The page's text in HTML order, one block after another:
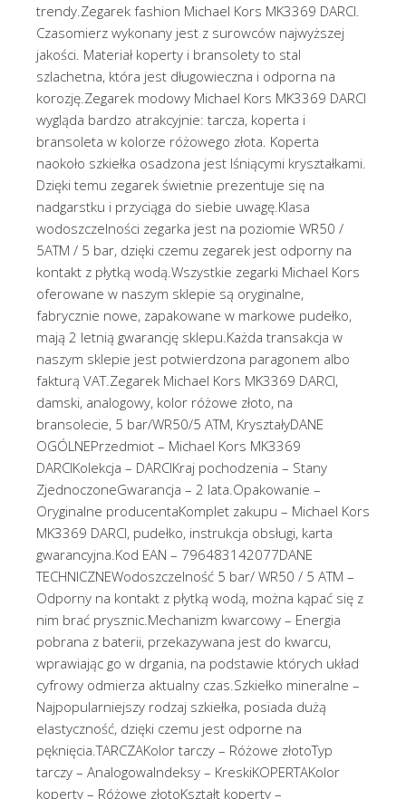
trendy.Zegarek fashion Michael Kors MK3369 DARCI.
Czasomierz wykonany jest z surowców najwyższej
jakości. Materiał koperty i bransolety to stal
szlachetna, która jest długowieczna i odporna na
korozję.Zegarek modowy Michael Kors MK3369 DARCI
wygląda bardzo atrakcyjnie: tarcza, koperta i
bransoleta w kolorze różowego złota. Koperta
naokoło szkiełka osadzona jest lśniącymi kryształkami.
Dzięki temu zegarek świetnie prezentuje się na
nadgarstku i przyciąga do siebie uwagę.Klasa
wodoszczelności zegarka jest na poziomie WR50 /
5ATM / 5 bar, dzięki czemu zegarek jest odporny na
kontakt z płytką wodą.Wszystkie zegarki Michael Kors
oferowane w naszym sklepie są oryginalne,
fabrycznie nowe, zapakowane w markowe pudełko,
mają 2 letnią gwarancję sklepu.Każda transakcja w
naszym sklepie jest potwierdzona paragonem albo
fakturą VAT.Zegarek Michael Kors MK3369 DARCI,
damski, analogowy, kolor różowe złoto, na
bransolecie, 5 bar/WR50/5 ATM, KryształyDANE
OGÓLNEPrzedmiot – Michael Kors MK3369
DARCIKolekcja – DARCIKraj pochodzenia – Stany
ZjednoczoneGwarancja – 2 lata.Opakowanie –
Oryginalne producentaKomplet zakupu – Michael Kors
MK3369 DARCI, pudełko, instrukcja obsługi, karta
gwarancyjna.Kod EAN – 796483142077DANE
TECHNICZNEWodoszczelność 5 bar/ WR50 / 5 ATM –
Odporny na kontakt z płytką wodą, można kąpać się z
nim brać prysznic.Mechanizm kwarcowy – Energia
pobrana z baterii, przekazywana jest do kwarcu,
wprawiając go w drgania, na podstawie których układ
cyfrowy odmierza aktualny czas.Szkiełko mineralne –
Najpopularniejszy rodzaj szkiełka, posiada dużą
elastyczność, dzięki czemu jest odporne na
pęknięcia.TARCZAKolor tarczy – Różowe złotoTyp
tarczy – AnalogowaIndeksy – KreskiKOPERTAKolor
koperty – Różowe złotoKształt koperty –